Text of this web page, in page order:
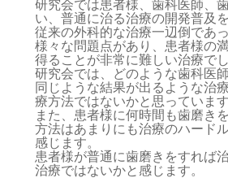
研究会では患者様、歯科医師、
い、普通に治る治療の開発普及
従来の外科的な治療一辺倒であ
様々な問題点があり、患者様の
得ることが非常に難しい治療でし
研究会では、どのような歯科医
同じような結果が出るような治
療方法ではないかと思っています
また、患者様に何時間も歯磨き
方法はあまりにも治療のハード
感じます。
患者様が普通に歯磨きをすれば
治療ではないかと感じます。